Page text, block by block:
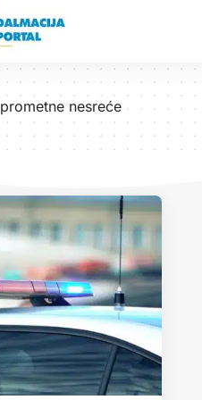
prometne nesreće